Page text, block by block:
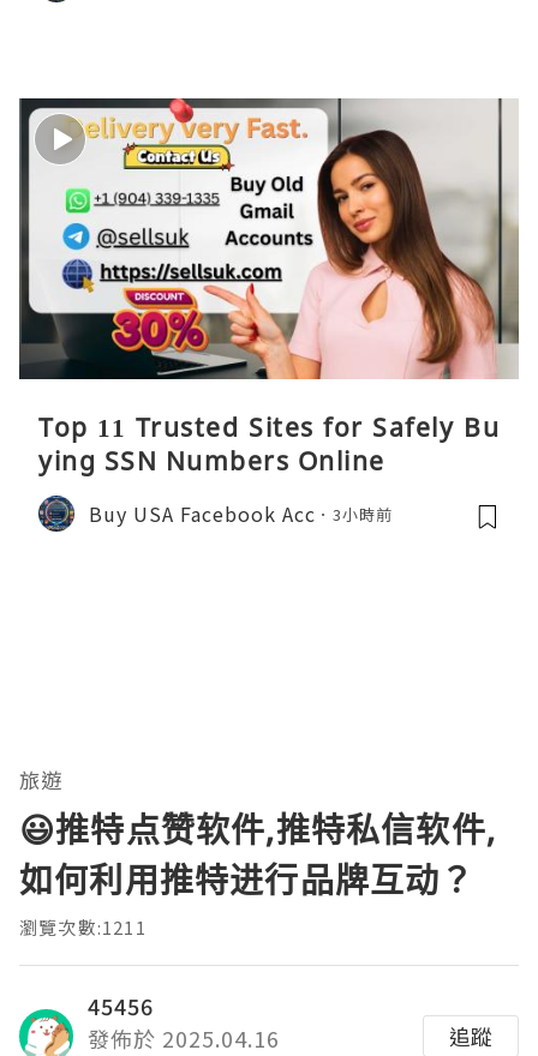
Top 11 Trusted Sites for Safely Bu
ying SSN Numbers Online
Buy USA Facebook Acc 3小時前
旅遊
😃推特点赞软件,推特私信软件,
如何利用推特进行品牌互动？
瀏覽次數:1211
45456
發佈於 2025.04.16
追蹤